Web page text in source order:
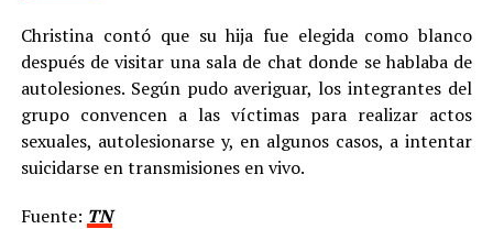
Christina contó que su hija fue elegida como blanco
después de visitar una sala de chat donde se hablaba de
autolesiones. Según pudo averiguar, los integrantes del
grupo convencen a las víctimas para realizar actos
sexuales, autolesionarse y, en algunos casos, a intentar
suicidarse en transmisiones en vivo.
Fuente: TN